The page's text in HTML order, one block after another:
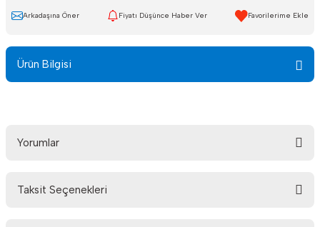
Arkadaşına Öner Fiyatı Düşünce Haber Ver
Ürün Bilgisi
Yorumlar
Taksit Seçenekleri